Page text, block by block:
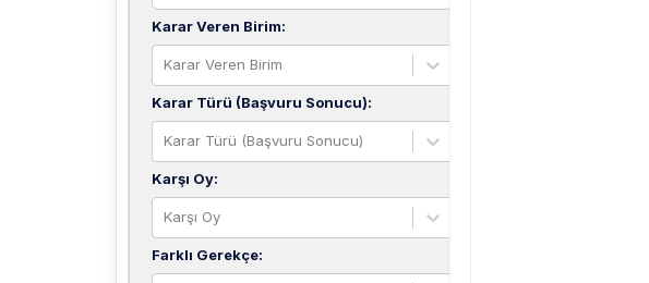
Karar Veren Birim:
Karar Veren Birim
Karar Türü (Başvuru Sonucu):
Karar Türü (Başvuru Sonucu)
Karşı Oy:
Karşı Oy
Farklı Gerekçe: